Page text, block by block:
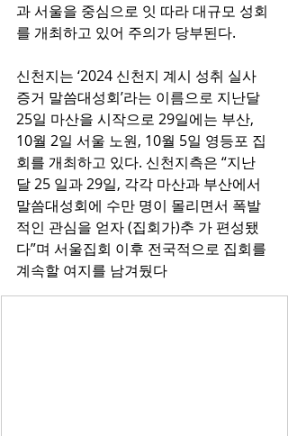
과 서울을 중심으로 잇 따라 대규모 성회
를 개최하고 있어 주의가 당부된다.
신천지는 ‘2024 신천지 계시 성취 실사
증거 말씀대성회’라는 이름으로 지난달
25일 마산을 시작으로 29일에는 부산,
10월 2일 서울 노원, 10월 5일 영등포 집
회를 개최하고 있다. 신천지측은 “지난
달 25 일과 29일, 각각 마산과 부산에서
말씀대성회에 수만 명이 몰리면서 폭발
적인 관심을 얻자 (집회가)추 가 편성됐
다”며 서울집회 이후 전국적으로 집회를
계속할 여지를 남겨뒀다